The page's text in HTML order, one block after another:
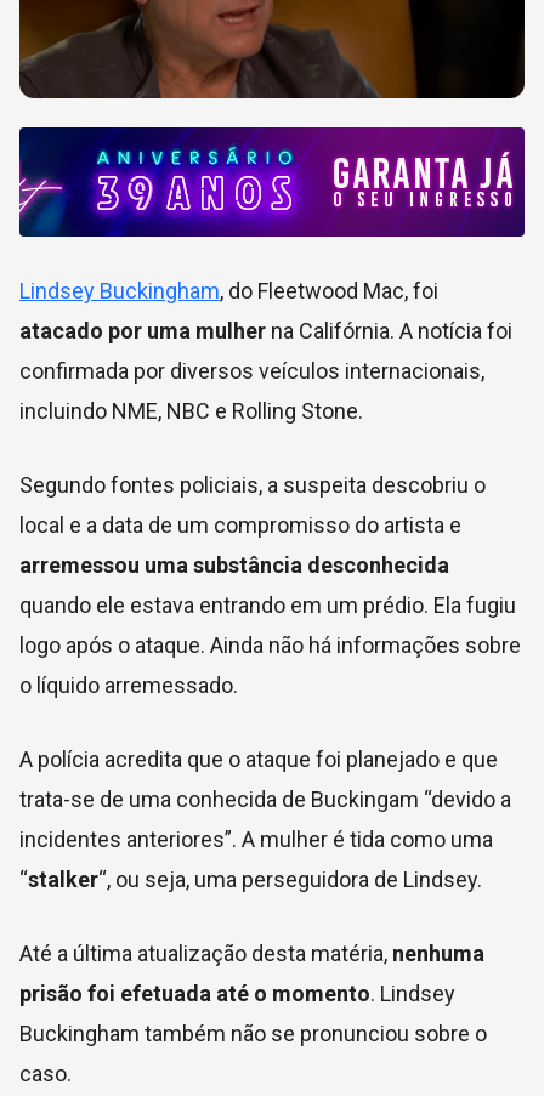
Lindsey Buckingham, do Fleetwood Mac, foi
atacado por uma mulher na Califórnia. A notícia foi
confirmada por diversos veículos internacionais,
incluindo NME, NBC e Rolling Stone.
Segundo fontes policiais, a suspeita descobriu o
local e a data de um compromisso do artista e
arremessou uma substância desconhecida
quando ele estava entrando em um prédio. Ela fugiu
logo após o ataque. Ainda não há informações sobre
o líquido arremessado.
A polícia acredita que o ataque foi planejado e que
trata-se de uma conhecida de Buckingam “devido a
incidentes anteriores”. A mulher é tida como uma
“stalker“, ou seja, uma perseguidora de Lindsey.
Até a última atualização desta matéria, nenhuma
prisão foi efetuada até o momento. Lindsey
Buckingham também não se pronunciou sobre o
caso.